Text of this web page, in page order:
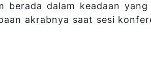
dalam keadaan
akrabnya saat sesi